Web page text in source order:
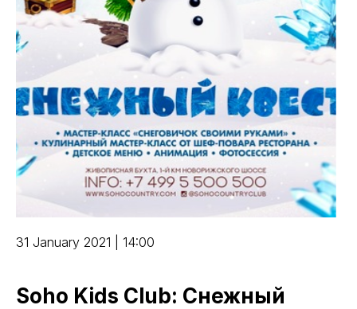
31 January 2021 | 14:00
Soho Kids Club: Снежный